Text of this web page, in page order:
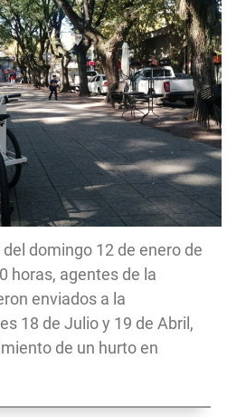
domingo 12 de enero de
horas, agentes de la
enviados a la
18 de Julio y 19 de Abril,
de un hurto en